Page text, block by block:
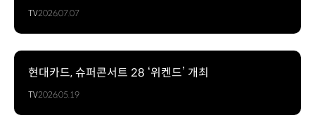
TV2026.07.07
현대카드, 슈퍼콘서트 28 ‘위켄드’ 개최
TV2026.05.19